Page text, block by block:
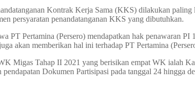
Kontrak Kerja Sama (KKS) dilakukan
persyaratan penandatanganan KKS yang dibutuhkan.
PT Pertamina (Persero) mendapatkan hak penawaran
akan memberikan hal ini terhadap PT Pertamina
Migas Tahap II 2021 yang berisikan empat WK ialah
Dokumen Partisipasi pada tanggal 24 hingga